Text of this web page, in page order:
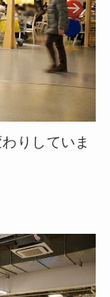
りしていま